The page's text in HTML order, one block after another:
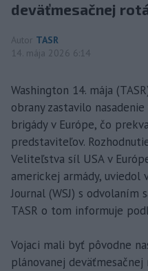
deväťmesačnej
Autor TASR
14. mája 2026 6:14
Washington 14. mája
obrany zastavilo
brigády v Európe, čo
predstaviteľov.
Veliteľstva síl USA v
americkej armády,
Journal (WSJ) s odvolaním
TASR o tom informuje
Vojaci mali byť pôvodne
plánovanej